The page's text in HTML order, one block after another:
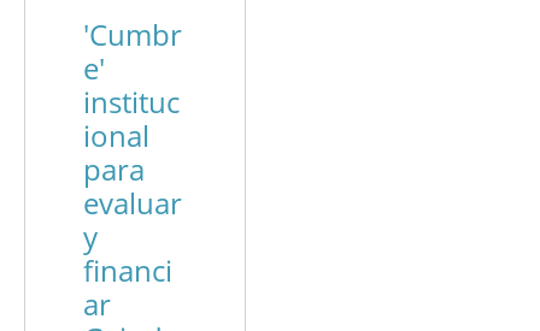
'Cumbr
e'
instituc
ional
para
evaluar
y
financi
ar